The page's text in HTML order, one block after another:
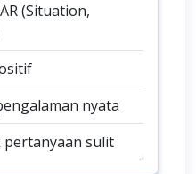
(Situation,
nyata
sulit